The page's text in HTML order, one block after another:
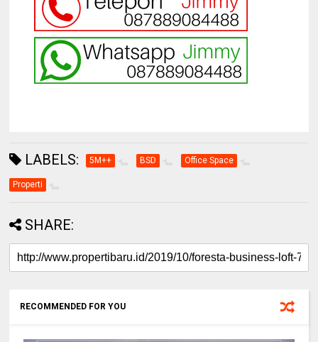
LABELS: 5M++ BSD Office Space
Properti
SHARE:
RECOMMENDED FOR YOU